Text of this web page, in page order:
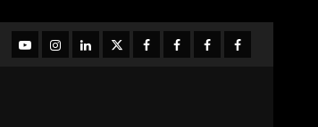
YouTubeInstagram
LinkedIntwitterfacebook-Facebook-
Facebook-Facebook-